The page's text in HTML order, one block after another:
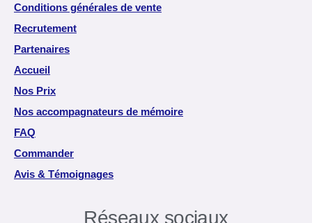
Conditions générales de vente
Recrutement
Partenaires
Accueil
Nos Prix
Nos accompagnateurs de mémoire
FAQ
Commander
Avis & Témoignages
Réseaux sociaux